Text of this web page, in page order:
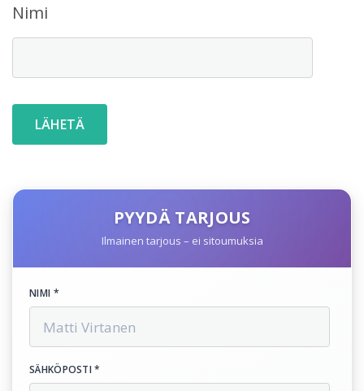
Nimi
PYYDÄ TARJOUS
Ilmainen tarjous – ei sitoumuksia
NIMI *
SÄHKÖPOSTI *